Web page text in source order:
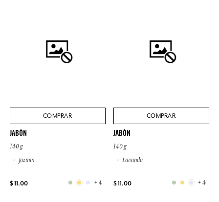
COMPRAR
JABÓN
140 g
Jazmin
$ 11.00 + 4
COMPRAR
JABÓN
140 g
Lavanda
$ 11.00 + 4